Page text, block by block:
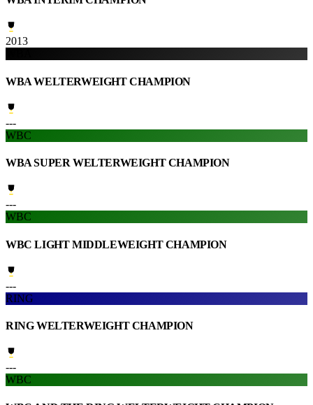
2013
WBA WELTERWEIGHT CHAMPION
---
WBC
WBA SUPER WELTERWEIGHT CHAMPION
---
WBC
WBC LIGHT MIDDLEWEIGHT CHAMPION
---
RING
RING WELTERWEIGHT CHAMPION
---
WBC